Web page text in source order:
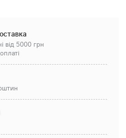
від 5000 грн